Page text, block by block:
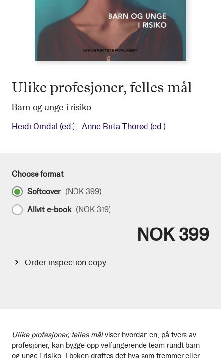
Ulike profesjoner, felles mål
Barn og unge i risiko
Heidi Omdal (ed.) Anne Brita Thorød (ed.)
Ulike profesjoner, felles målviser hvordan en, på tvers av
profesjoner, kan bygge opp velfungerende team rundt barn
og unge i risiko. I boken drøftes det hva som fremmer eller
Choose format
Softcover (NOK 399)
Allvit e-book (NOK 319)
NOK 399
Order inspection copy